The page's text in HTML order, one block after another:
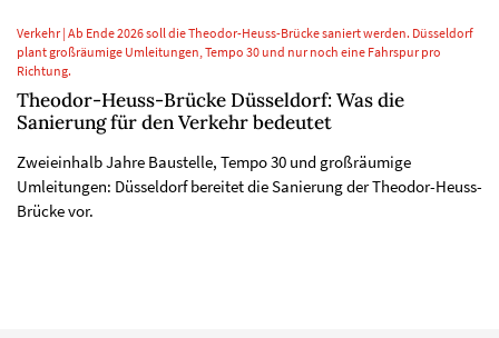
Verkehr | Ab Ende 2026 soll die Theodor-Heuss-Brücke saniert werden. Düsseldorf
plant großräumige Umleitungen, Tempo 30 und nur noch eine Fahrspur pro
Richtung.
Theodor-Heuss-Brücke Düsseldorf: Was die
Sanierung für den Verkehr bedeutet
Zweieinhalb Jahre Baustelle, Tempo 30 und großräumige
Umleitungen: Düsseldorf bereitet die Sanierung der Theodor-Heuss-
Brücke vor.